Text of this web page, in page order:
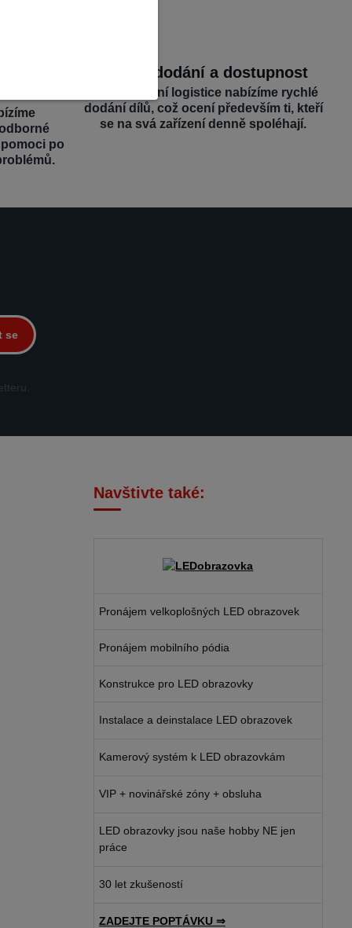
po
Rychlé dodání a dostupnost
Díky efektivní logistice nabízíme rychlé
dodání dílů, což ocení především ti, kteří
se na svá zařízení denně spoléhají.
se
Navštivte také:
Pronájem velkoplošných LED obrazovek
Pronájem mobilního pódia
Konstrukce pro LED obrazovky
Instalace a deinstalace LED obrazovek
Kamerový systém k LED obrazovkám
VIP + novinářské zóny + obsluha
LED obrazovky jsou naše hobby NE jen
práce
30 let zkušeností
ZADEJTE POPTÁVKU ⇒